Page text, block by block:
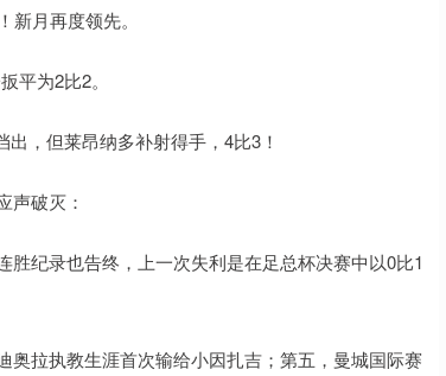
月再度领先。
平为2比2。
，但莱昂纳多补射得手，4比3！
声破灭：
纪录也告终，上一次失利是在足总杯决赛中以0比1
拉执教生涯首次输给小因扎吉；第五，曼城国际赛